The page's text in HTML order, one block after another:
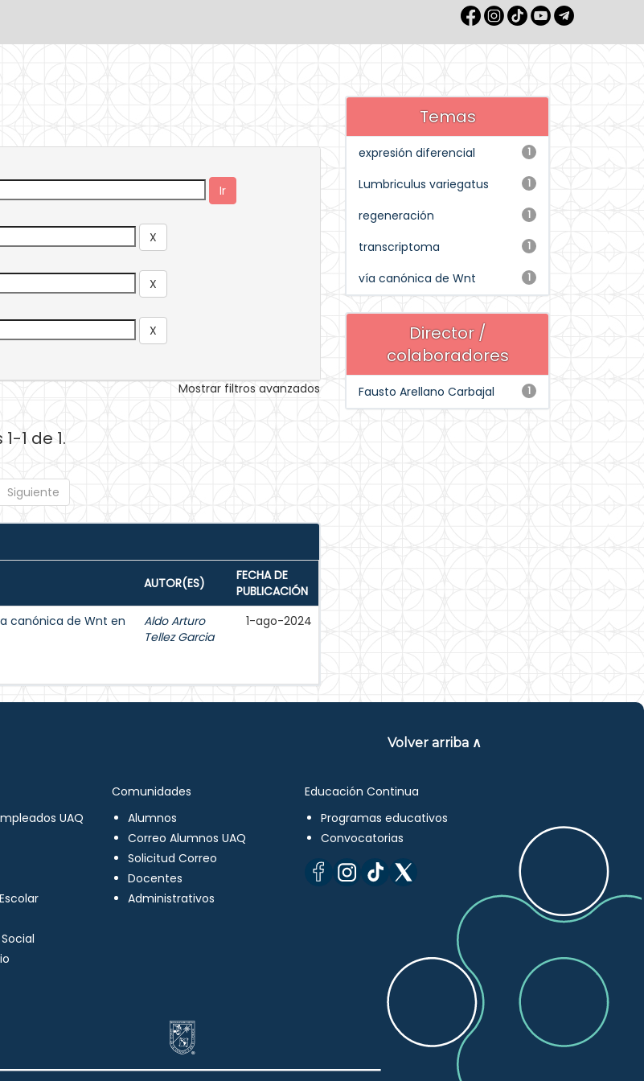
Mostrar filtros avanzados
1 de 1.
Siguiente
AUTOR(ES)
FECHA DE
PUBLICACIÓN
canónica de Wnt en
Aldo Arturo
Tellez Garcia
1-ago-2024
Temas
1
expresión diferencial
1
Lumbriculus variegatus
1
regeneración
1
transcriptoma
1
vía canónica de Wnt
Director /
colaboradores
1
Fausto Arellano Carbajal
Volver arriba ∧
UAQ
Comunidades
Alumnos
Correo Alumnos UAQ
Solicitud Correo
Docentes
Administrativos
Educación Continua
Programas educativos
Convocatorias